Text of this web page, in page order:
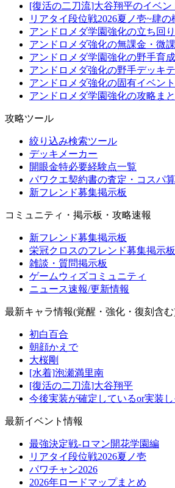
[復活の二刀流]大谷翔平のイベン
リアタイ段位戦2026夏ノ壱~肆
アンドロメダ学園強化の立ち回
アンドロメダ強化の無課金・微
アンドロメダ学園強化の野手育
アンドロメダ強化の野手デッキ
アンドロメダ強化の固有イベン
アンドロメダ学園強化の攻略ま
攻略ツール
絞り込み検索ツール
デッキメーカー
開眼金特必要経験点一覧
パワクエ契約書の査定・コスパ
新フレンド募集掲示板
コミュニティ・掲示板・攻略速報
新フレンド募集掲示板
栄冠クロスのフレンド募集掲示板
雑談・質問掲示板
ゲームウィズコミュニティ
ニュース速報/更新情報
最新キャラ情報(覚醒・強化・復刻含
初白百合
朝顔かえで
大桜剛
[水着]泡瀬満里南
[復活の二刀流]大谷翔平
今後実装が確定しているor実装
最新イベント情報
最強決定戦-ロマン開花学園編
リアタイ段位戦2026夏ノ壱
パワチャン2026
2026年ロードマップまとめ